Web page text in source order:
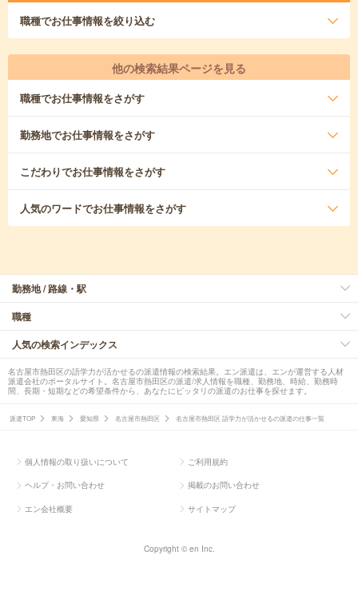
職種でお仕事情報を絞り込む
他の検索結果ページを見る
職種でお仕事情報をさがす
勤務地でお仕事情報をさがす
こだわりでお仕事情報をさがす
人気のワードでお仕事情報をさがす
勤務地 / 路線・駅
職種
人気の検索インデックス
名古屋市熱田区の語学力が活かせるの派遣情報の検索結果。エン派遣は、エンが運営する人材
派遣会社のポータルサイト。名古屋市熱田区の派遣/求人情報を職種、勤務地、時給、勤務時
間、長期・短期などの希望条件から、あなたにピッタリの派遣のお仕事を探せます。
派遣TOP 東海 愛知県 名古屋市熱田区 名古屋市熱田区 語学力が活かせるの派遣の仕事一覧
個人情報の取り扱いについて ご利用規約
ヘルプ・お問い合わせ 掲載のお問い合わせ
エン会社概要 サイトマップ
Copyright © en Inc.